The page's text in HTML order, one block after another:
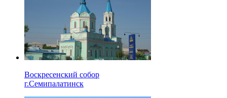
Воскресенский собор
г.Семипалатинск